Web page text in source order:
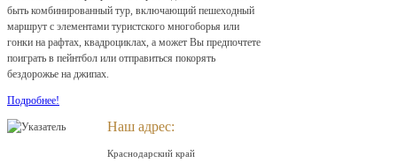
быть комбинированный тур, включающий пешеходный
маршрут с элементами туристского многоборья или
гонки на рафтах, квадроциклах, а может Вы предпочтете
поиграть в пейнтбол или отправиться покорять
бездорожье на джипах.
Подробнее!
Наш адрес:
Краснодарский край